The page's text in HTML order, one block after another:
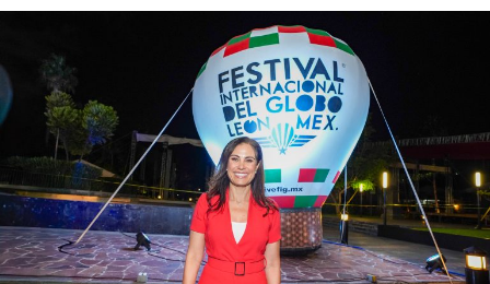
que el año anterior; además, se obtuvo una ocupación
hotelera del 45% durante este 2025.
81 mil 008 personas participaron en las actividades del
Centro Histórico, un aumento del 496% comparado al
año anterior; 7 mil 288 asistieron al Expiatorio, donde se
encontraba la rueda de la fortuna; el Centro Acuático
‘Ángel Camacho’ albergó a 8 mil asistentes, mientras que
146 mil 971 personas disfrutaron de las unidades
deportivas, de los cuales 60 mil 391 accedieron con el
Pásale Gratis.